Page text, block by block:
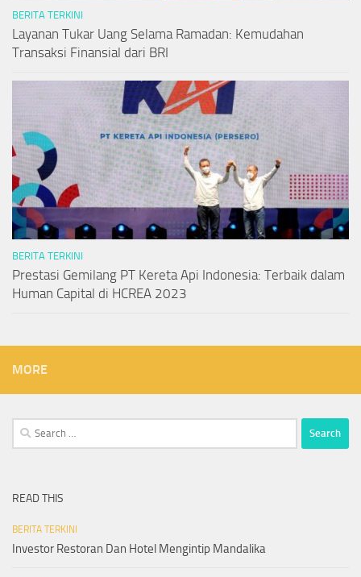
BERITA TERKINI
Layanan Tukar Uang Selama Ramadan: Kemudahan
Transaksi Finansial dari BRI
BERITA TERKINI
Prestasi Gemilang PT Kereta Api Indonesia: Terbaik dalam
Human Capital di HCREA 2023
MORE
Search
for:
READ THIS
BERITA TERKINI
Investor Restoran Dan Hotel Mengintip Mandalika